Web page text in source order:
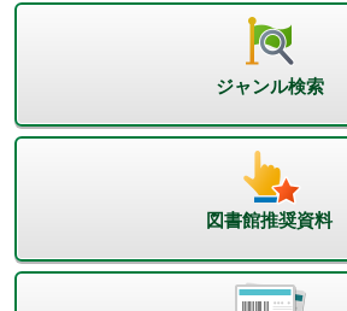
ジャンル検索
図書館推奨資料